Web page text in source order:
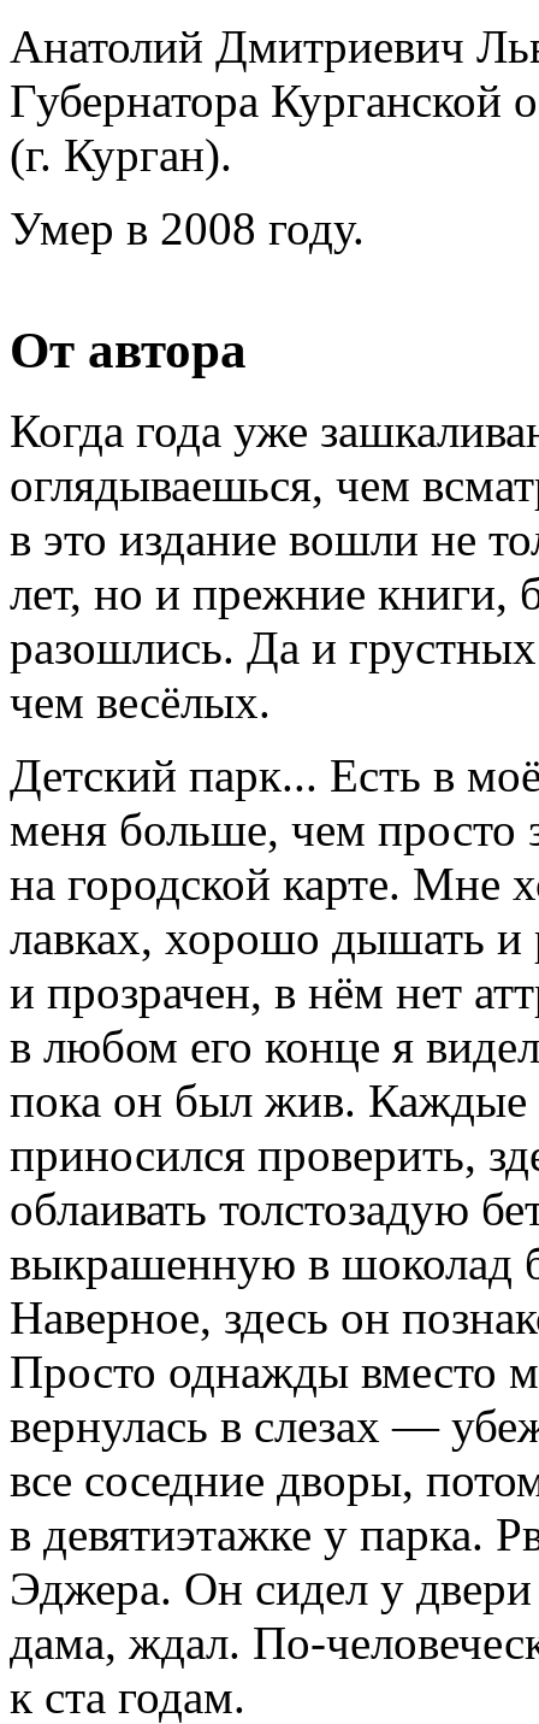
Анатолий Дмитриевич
Губернатора Курганской
(г. Курган).
Умер в 2008 году.
От автора
Когда года уже
оглядываешься, чем
в это издание вошли не
лет, но и прежние книги,
разошлись. Да и
чем весёлых.
Детский парк... Есть в
меня больше, чем просто
на городской карте. Мне
лавках, хорошо дышать и
и прозрачен, в нём нет
в любом его конце я
пока он был жив. Каждые
приносился проверить,
облаивать толстозадую
выкрашенную в шоколад
Наверное, здесь он
Просто однажды вместо
вернулась в слезах —
все соседние дворы,
в девятиэтажке у парка.
Эджера. Он сидел у двери
дама, ждал. По-
к ста годам.